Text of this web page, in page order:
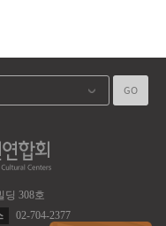
딩 308호
02-704-2377
GO